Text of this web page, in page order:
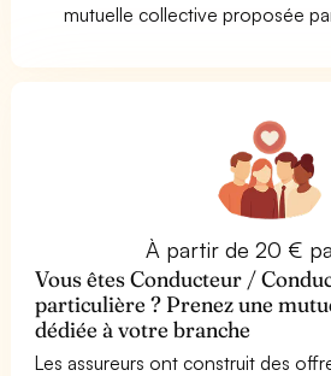
mutuelle collective proposée
À partir de 20 €
Vous êtes Conducteur /
particulière ? Prenez une
dédiée à votre branche
Les assureurs ont construit des